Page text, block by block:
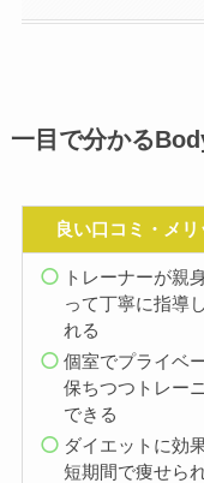
一目で分かる
良い口コミ・メリ
トレーナーが親
って丁寧に指導
れる
個室でプライベ
保ちつつトレー
できる
ダイエットに効
短期間で痩せら